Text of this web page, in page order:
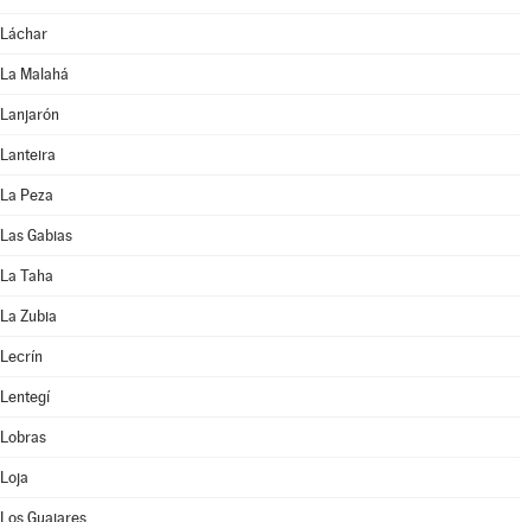
Láchar
La Malahá
Lanjarón
Lanteira
La Peza
Las Gabias
La Taha
La Zubia
Lecrín
Lentegí
Lobras
Loja
Los Guajares